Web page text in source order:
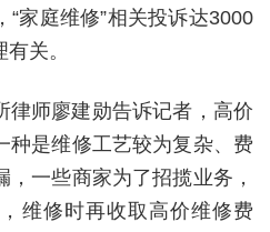
家庭维修”相关投诉达3000
关。
律师廖建勋告诉记者，高价
种是维修工艺较为复杂、费
一些商家为了招揽业务，
维修时再收取高价维修费